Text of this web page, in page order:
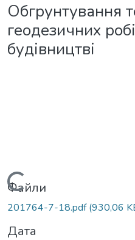
Обгрунтування
геодезичних
будівництві
Вантажиться...
Файли
201764-7-18.pdf(930,06
Дата